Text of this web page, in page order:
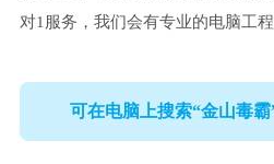
对1服务，我们会有专业的电脑工
可在电脑上搜索“金山毒